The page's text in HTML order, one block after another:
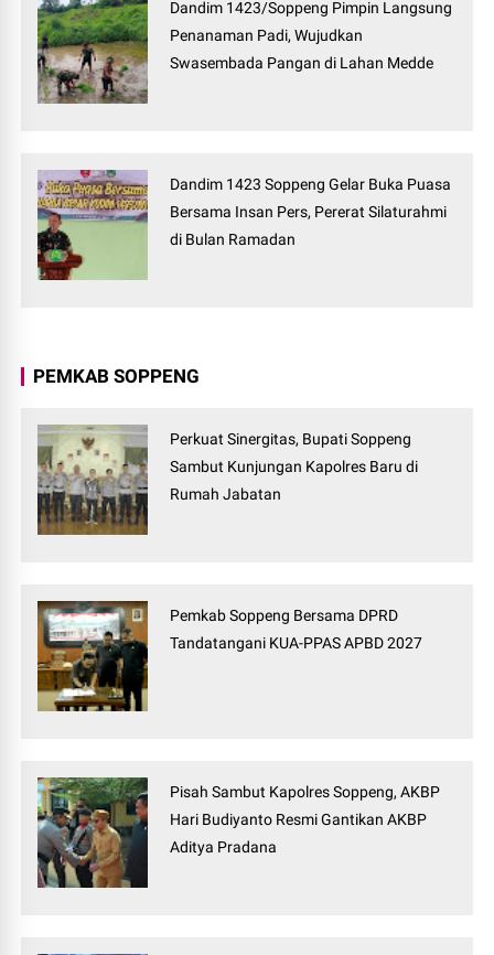
Dandim 1423/Soppeng Pimpin Langsung
Penanaman Padi, Wujudkan
Swasembada Pangan di Lahan Medde
Dandim 1423 Soppeng Gelar Buka Puasa
Bersama Insan Pers, Pererat Silaturahmi
di Bulan Ramadan
PEMKAB SOPPENG
Perkuat Sinergitas, Bupati Soppeng
Sambut Kunjungan Kapolres Baru di
Rumah Jabatan
Pemkab Soppeng Bersama DPRD
Tandatangani KUA-PPAS APBD 2027
Pisah Sambut Kapolres Soppeng, AKBP
Hari Budiyanto Resmi Gantikan AKBP
Aditya Pradana